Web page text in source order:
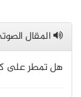
المقال
هل تمطر على